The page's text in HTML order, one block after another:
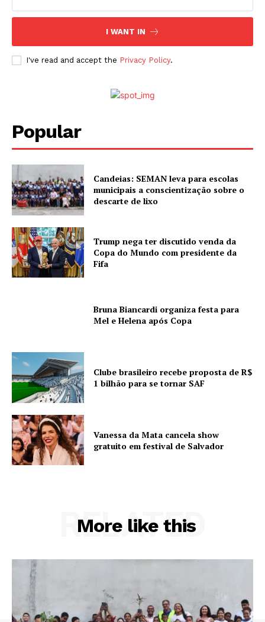
I WANT IN
I've read and accept the Privacy Policy.
Popular
Candeias: SEMAN leva para escolas
municipais a conscientização sobre o
descarte de lixo
Trump nega ter discutido venda da
Copa do Mundo com presidente da
Fifa
Bruna Biancardi organiza festa para
Mel e Helena após Copa
Clube brasileiro recebe proposta de R$
1 bilhão para se tornar SAF
Vanessa da Mata cancela show
gratuito em festival de Salvador
More like this
RELATED